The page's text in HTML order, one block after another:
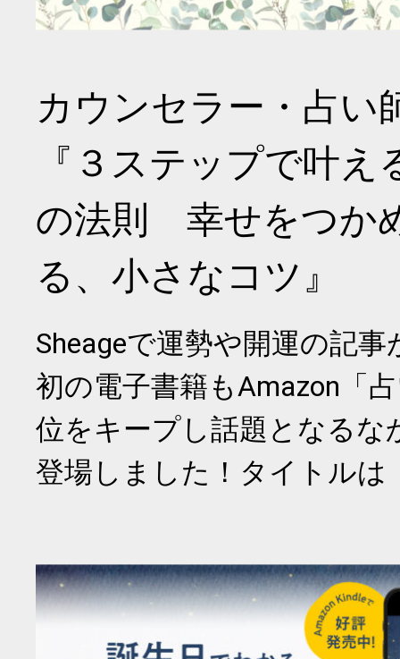
カウンセラー・占い
『３ステップで叶
の法則 幸せをつか
る、小さなコツ』
Sheageで運勢や開運の記
初の電子書籍もAmazon「
位をキープし話題となるな
登場しました！タイトルは